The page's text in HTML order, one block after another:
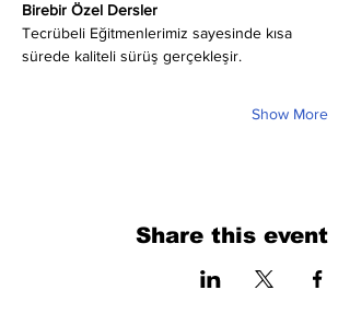
Birebir Özel Dersler
Tecrübeli Eğitmenlerimiz sayesinde kısa
sürede kaliteli sürüş gerçekleşir.
Show More
Share this event